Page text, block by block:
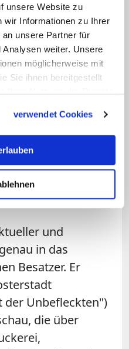
unsere Website zu
wir Informationen zu Ihrer
unsere Partner für
weiter. Unsere
möglicherweise mit
Sie ihnen bereitgestellt
verwendet Cookies
Kolbe wurde
und
in das
Besatzer. Er
der Unbefleckten")
die über